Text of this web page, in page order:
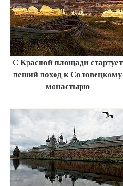
С Красной площади стартует
пеший поход к Соловецкому
монастырю